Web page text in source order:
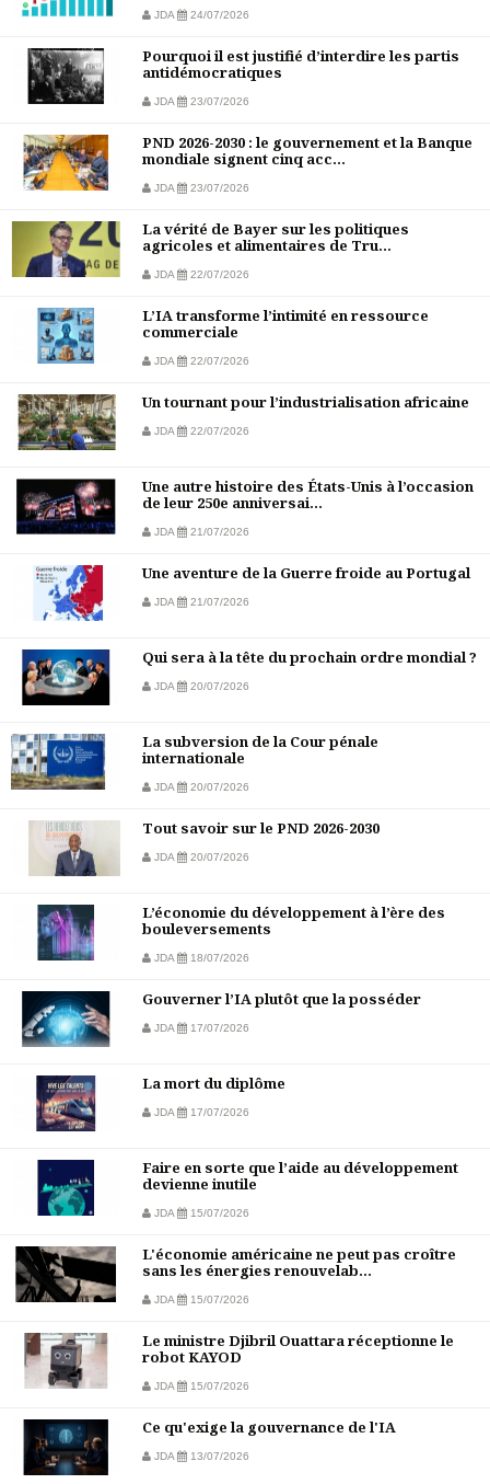
JDA 24/07/2026
Pourquoi il est justifié d’interdire les partis
antidémocratiques
JDA 23/07/2026
PND 2026-2030 : le gouvernement et la Banque
mondiale signent cinq acc...
JDA 23/07/2026
La vérité de Bayer sur les politiques
agricoles et alimentaires de Tru...
JDA 22/07/2026
L’IA transforme l’intimité en ressource
commerciale
JDA 22/07/2026
Un tournant pour l’industrialisation africaine
JDA 22/07/2026
Une autre histoire des États-Unis à l’occasion
de leur 250e anniversai...
JDA 21/07/2026
Une aventure de la Guerre froide au Portugal
JDA 21/07/2026
Qui sera à la tête du prochain ordre mondial ?
JDA 20/07/2026
La subversion de la Cour pénale
internationale
JDA 20/07/2026
Tout savoir sur le PND 2026-2030
JDA 20/07/2026
L’économie du développement à l’ère des
bouleversements
JDA 18/07/2026
Gouverner l’IA plutôt que la posséder
JDA 17/07/2026
La mort du diplôme
JDA 17/07/2026
Faire en sorte que l’aide au développement
devienne inutile
JDA 15/07/2026
L'économie américaine ne peut pas croître
sans les énergies renouvelab...
JDA 15/07/2026
Le ministre Djibril Ouattara réceptionne le
robot KAYOD
JDA 15/07/2026
Ce qu'exige la gouvernance de l'IA
JDA 13/07/2026